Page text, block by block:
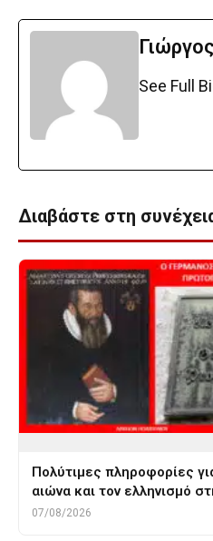
See Full
Διαβάστε στη
Πολύτιμες πληροφορίες
αιώνα και τον ελληνισμό
07/08/2026